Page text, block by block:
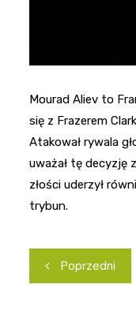
Mourad Aliev to
się z Frazerem
Atakował rywala
uważał tę decyzję
złości uderzył
trybun.
wpisu
Poprzedni